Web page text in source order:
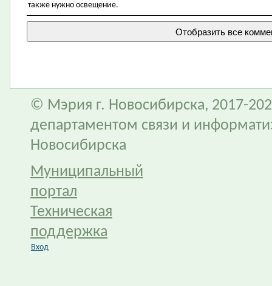
также нужно освещение.
© Мэрия г. Новосибирска, 2017-
департаментом связи и
Новосибирска
Муниципальный
портал
Техническая
поддержка
Вход